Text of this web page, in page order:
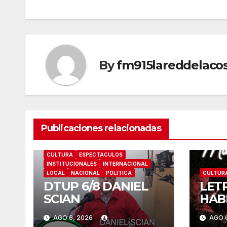
entradas
By
Publicaciones relacionadas
CULTURA
ESPECTACULOS
INSTITUCIONALES
INTERNACIONAL
LOCAL
NACIONAL POLITICA
DTUP 6/8 DANIEL
SCIAN
AGO 6, 2026 AGO